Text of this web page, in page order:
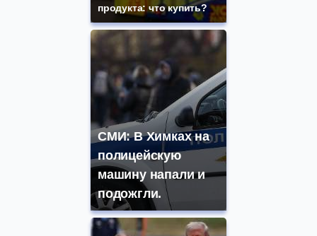
продукта: что купить?
СМИ: В Химках на
полицейскую
машину напали и
подожгли.